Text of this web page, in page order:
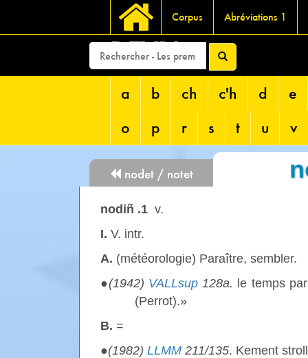
Corpus Abréviations 1
DEVRI
a b ch c'h d
e
o
p r s t u v
nodet / notet
nodiñ .1 v.
I. V. intr.
A. (météorologie) Paraître, sembler.
●(1942) VALLsup 128a. le temps
(Perrot).»
B. =
●(1982) LLMM 211/135. Kement